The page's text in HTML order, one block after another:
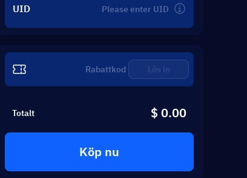
UID
Lös in
Totalt $ 0.00
Köp nu